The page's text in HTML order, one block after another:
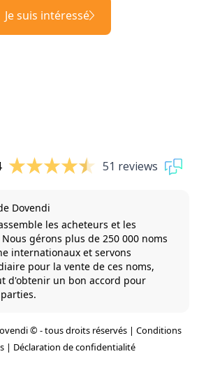
Je suis intéressé
51 reviews
Dovendi
les acheteurs et les
gérons plus de 250 000 noms
internationaux et servons
pour la vente de ces noms,
d'obtenir un bon accord pour
© - tous droits réservés | Conditions
| Déclaration de confidentialité